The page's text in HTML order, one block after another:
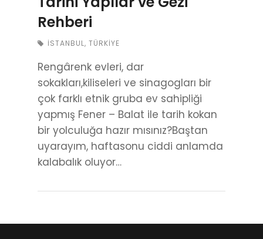
Rehberi
İSTANBUL, TÜRKIYE
Rengârenk evleri, dar
sokakları,kiliseleri ve sinagogları bir
çok farklı etnik gruba ev sahipliği
yapmış Fener – Balat ile tarih kokan
bir yolculuğa hazır mısınız?Baştan
uyarayım, haftasonu ciddi anlamda
kalabalık oluyor…